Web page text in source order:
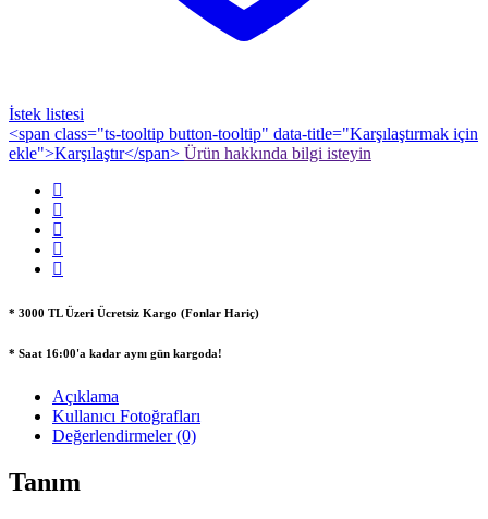
İstek listesi
<span class="ts-tooltip button-tooltip" data-title="Karşılaştırmak için
ekle">Karşılaştır</span> Ürün hakkında bilgi isteyin
* 3000 TL Üzeri Ücretsiz Kargo (Fonlar Hariç)
* Saat 16:00'a kadar aynı gün kargoda!
Açıklama
Kullanıcı Fotoğrafları
Değerlendirmeler (0)
Tanım